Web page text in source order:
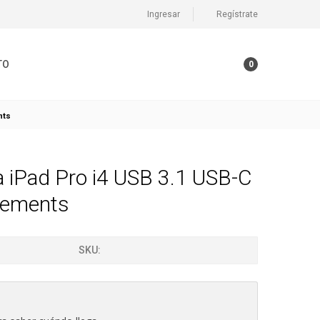
Ingresar Regístrate
0
iPad Pro i4 USB 3.1 USB-C
SKU: